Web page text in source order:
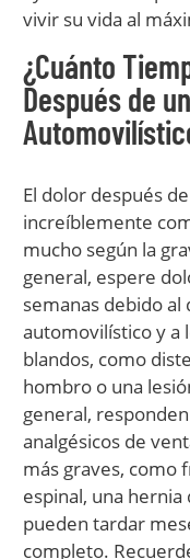
vivir su vida al
¿Cuánto
Después de
El dolor después
increíblemente
mucho según la
general, espere
semanas debido
automovilístico y a
blandos, como
hombro o una
general,
analgésicos de
más graves, como
espinal, una
pueden tardar
completo.